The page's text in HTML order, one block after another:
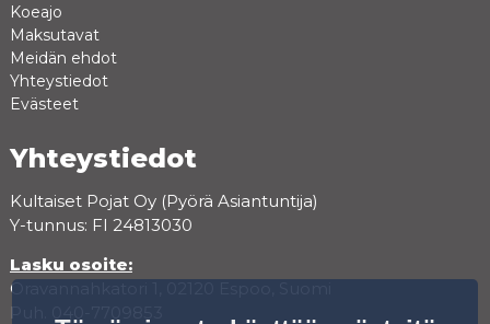
Koeajo
Maksutavat
Meidän ehdot
Yhteystiedot
Evästeet
Yhteystiedot
Kultaiset Pojat Oy (Pyörä Asiantuntija)
Y-tunnus: FI 24813030
Lasku osoite:
Oravannahkatori 1, 02120 Espoo, Suomi